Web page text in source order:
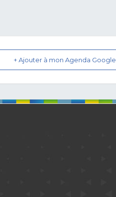
+ Ajouter à mon Agenda Google